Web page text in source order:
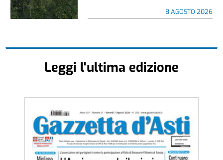
8 AGOSTO 2026
Leggi l'ultima edizione